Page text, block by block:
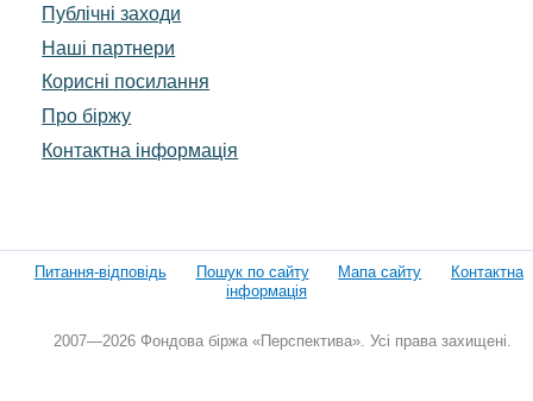
Публічні заходи
Наші партнери
Корисні посилання
Про біржу
Контактна інформація
Питання-відповідь Пошук по сайту Мапа сайту
Контактна
інформація
2007—2026 Фондова біржа «Перспектива». Усі права захищені.